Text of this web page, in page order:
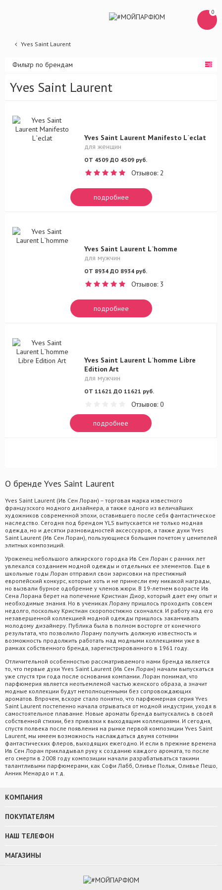
0
Yves Saint Laurent
Фильтр по брендам
Yves Saint Laurent
Yves Saint Laurent Manifesto L`eclat
для женщин
ОТ 4509 ДО 4509 руб.
Отзывов: 2
подробнее
Yves Saint Laurent L`homme
для мужчин
ОТ 8934 ДО 8934 руб.
Отзывов: 3
подробнее
Yves Saint Laurent L`homme Libre
Edition Art
для мужчин
ОТ 11621 ДО 11621 руб.
Отзывов: 0
подробнее
О бренде Yves Saint Laurent
Yves Saint Laurent (Ив Сен Лоран) – торговая марка известного
французского модного дизайнера, а также одного из величайших
художников современной эпохи, оставившего после себя фантастическое
наследство. Сегодня под брендом YLS выпускается не только модная
одежда, но и десятки разновидностей аксессуаров, а также духи Yves
Saint Laurent (Ив Сен Лоран), пользующиеся большим почетом у ценителей
элитных композиций.
Уроженец небольшого алжирского городка Ив Сен Лоран с ранних лет
увлекался созданием модной одежды и отдельных ее элементов. Еще в
школьные годы Лоран отправил свои зарисовки на престижный
европейский конкурс, которые хоть и не принесли ему никакой награды,
но вызвали бурное одобрение у членов жюри. В 19-летнем возрасте Ив
Сена Лорана берет на попечение Кристиан Диор, который дает ему опыт и
необходимые знания. Но в учениках Лорану пришлось проходить совсем
недолго, поскольку Кристиан скоропостижно скончался. И работу над его
незавершенной коллекцией модной одежды пришлось заканчивать
молодому дизайнеру. Публика была в полном восторге от конечного
результата, что позволило Лорану получить должную известность и
возможность продолжить работать над модными коллекциями уже в
рамках собственного бренда, зарегистрированного в 1961 году.
Отличительной особенностью рассматриваемого нами бренда является
то, что первые духи Yves Saint Laurent (Ив Сен Лоран) начали выпускаться
уже спустя три года после основания компании. Лоран понимал, что
парфюмерия является неотъемлемой частью женского образа, а значит
модные коллекции будут неполноценными без сопровождающих
ароматов. Впрочем, вскоре стало понятно, что парфюмерная серия Yves
Saint Laurent постепенно начала отрываться от модной индустрии, уходя в
самостоятельное плавание. Новые ароматы бренда выпускались в своей
собственной стихии, без привязки к выходящим коллекциями. И сегодня,
спустя полвека после появления на рынке первой композиции Yves Saint
Laurent, мы имеем возможность наслаждаться двумя сотнями
фантастических флеров, выходящих ежегодно. И если в прежние времена
Ив Сен Лоран прикладывал руку к созданию каждого аромата, то после
его смерти в 2008 году композиции начали разрабатываться такими
талантливыми парфюмерами, как Софи Лабб, Оливье Польж, Оливье Пешо,
Анник Менардо и т.д.
КОМПАНИЯ
ПОКУПАТЕЛЯМ
НАШ ТЕЛЕФОН
МАГАЗИНЫ